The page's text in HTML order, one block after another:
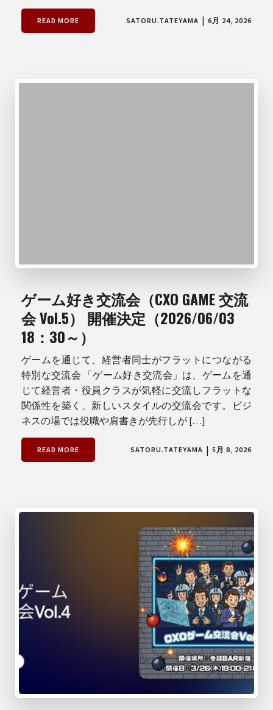
READ MORE SATORU.TATEYAMA | 6月 24, 2026
ゲーム好き交流会（CXO GAME 交流
会 Vol.5） 開催決定（2026/06/03
18：30～）
ゲームを通じて、経営者同士がフラットにつながる
特別な交流会 「ゲーム好き交流会」は、ゲームを通
じて経営者・役員クラスが気軽に交流しフラットな
関係性を築く、新しいスタイルの交流会です。ビジ
ネスの場では役職や肩書きが先行しが […]
READ MORE SATORU.TATEYAMA | 5月 8, 2026